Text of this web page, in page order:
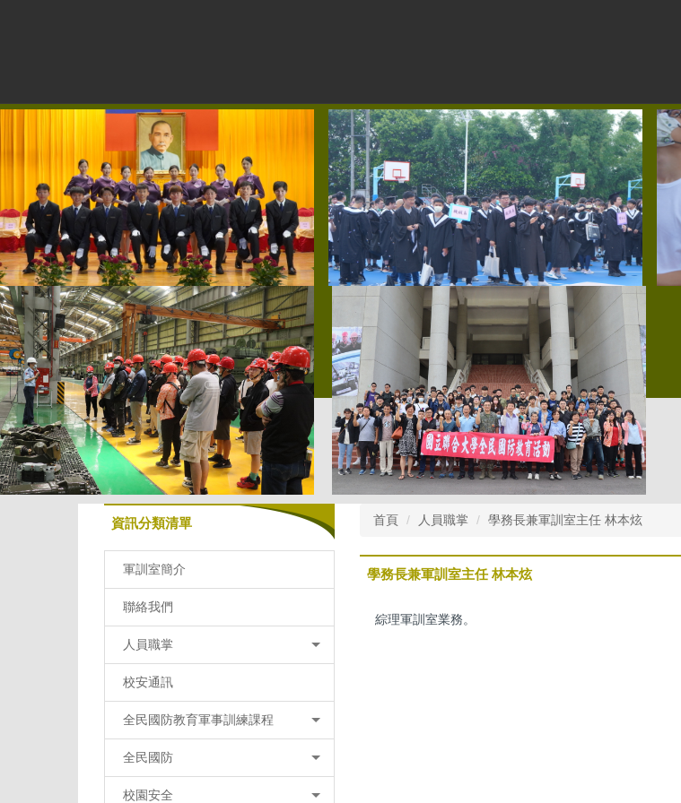
容
資訊分類清單
軍訓室簡介
聯絡我們
人員職掌
校安通訊
全民國防教育軍事訓練課程
全民國防
校園安全
首頁 人員職掌 學務長兼軍訓室主任 林本炫
學務長兼軍訓室主任 林本炫
綜理軍訓室業務。